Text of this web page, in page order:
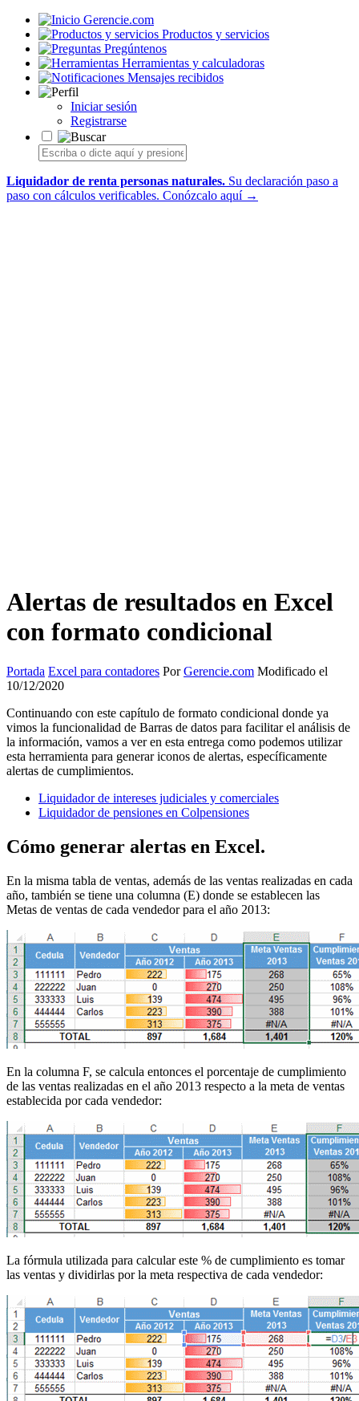
Gerencie.com
Productos y servicios
Pregúntenos
Herramientas y calculadoras
Mensajes recibidos
Iniciar sesión
Registrarse
Liquidador de renta personas naturales. Su declaración paso a
paso con cálculos verificables. Conózcalo aquí →
Alertas de resultados en Excel
con formato condicional
Portada Excel para contadores PorGerencie.com Modificado el
10/12/2020
Continuando con este capítulo de formato condicional donde ya
vimos la funcionalidad de Barras de datos para facilitar el análisis de
la información, vamos a ver en esta entrega como podemos utilizar
esta herramienta para generar iconos de alertas, específicamente
alertas de cumplimientos.
Liquidador de intereses judiciales y comerciales
Liquidador de pensiones en Colpensiones
Cómo generar alertas en Excel.
En la misma tabla de ventas, además de las ventas realizadas en cada
año, también se tiene una columna (E) donde se establecen las
Metas de ventas de cada vendedor para el año 2013:
En la columna F, se calcula entonces el porcentaje de cumplimiento
de las ventas realizadas en el año 2013 respecto a la meta de ventas
establecida por cada vendedor:
La fórmula utilizada para calcular este % de cumplimiento es tomar
las ventas y dividirlas por la meta respectiva de cada vendedor: